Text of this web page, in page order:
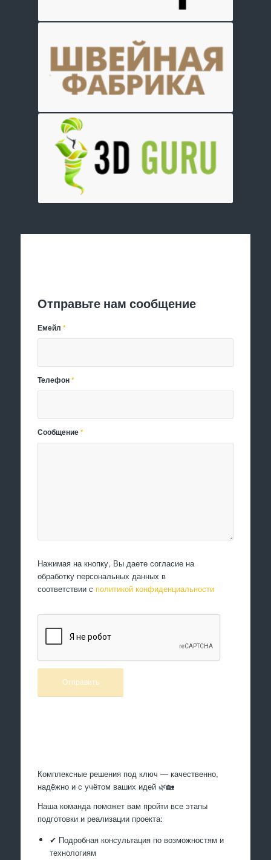
Отправьте нам сообщение
Емейл*
Телефон*
Сообщение*
Нажимая на кнопку, Вы даете согласие на
обработку персональных данных в
соответствии с политикой конфиденциальности
Комплексные решения под ключ — качественно,
надёжно и с учётом ваших идей 🌿🏡
Наша команда поможет вам пройти все этапы
подготовки и реализации проекта:
✔ Подробная консультация по возможностям и
технологиям